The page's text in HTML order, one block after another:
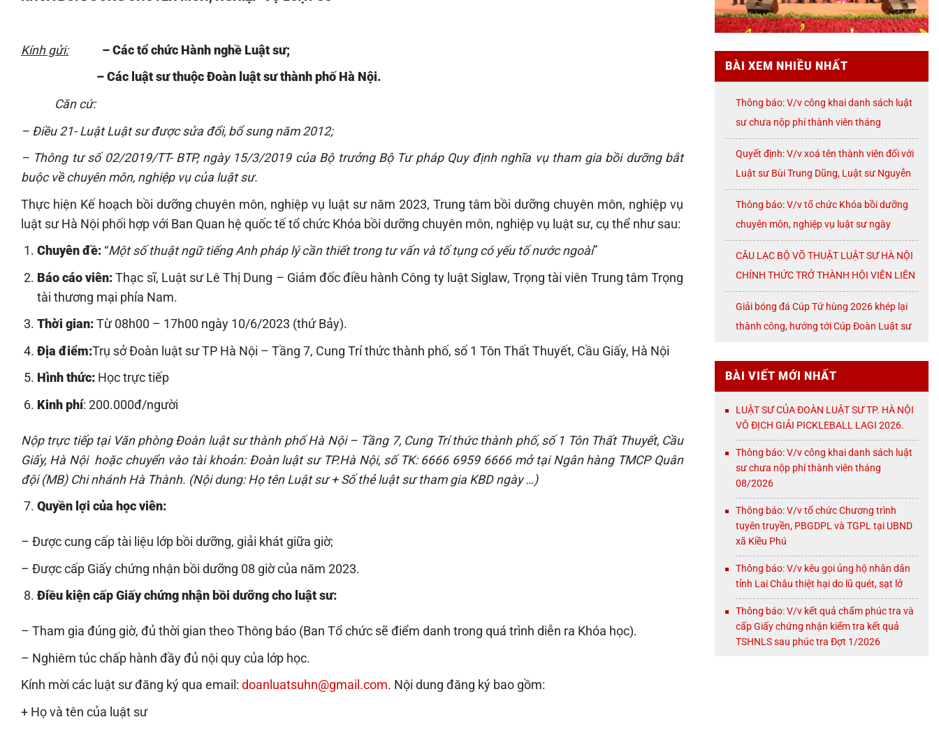
Kính gửi:
– Các tổ chức Hành nghề Luật sư;
– Các luật sư thuộc Đoàn luật sư thành phố Hà Nội.
Căn cứ:
– Điều 21- Luật Luật sư được sửa đổi, bổ sung năm 2012;
– Thông tư số 02/2019/TT- BTP, ngày 15/3/2019 của Bộ trưởng Bộ Tư pháp Quy định nghĩa vụ tham gia bồi dưỡng bắt
buộc về chuyên môn, nghiệp vụ của luật sư.
Thực hiện Kế hoạch bồi dưỡng chuyên môn, nghiệp vụ luật sư năm 2023, Trung tâm bồi dưỡng chuyên môn, nghiệp vụ
luật sư Hà Nội phối hợp với Ban Quan hệ quốc tế tổ chức Khóa bồi dưỡng chuyên môn, nghiệp vụ luật sư, cụ thể như sau:
Chuyên đề: “Một số thuật ngữ tiếng Anh pháp lý cần thiết trong tư vấn và tố tụng có yếu tố nước ngoài”
Báo cáo viên:Thạc sĩ, Luật sư Lê Thị Dung – Giám đốc điều hành Công ty luật Siglaw, Trọng tài viên Trung tâm Trọng
tài thương mại phía Nam.
Thời gian: Từ 08h00 – 17h00 ngày 10/6/2023 (thứ Bảy).
Địa điểm:Trụ sở Đoàn luật sư TP Hà Nội – Tầng 7, Cung Trí thức thành phố, số 1 Tôn Thất Thuyết, Cầu Giấy, Hà Nội
Hình thức: Học trực tiếp
Kinh phí: 200.000đ/người
Nộp trực tiếp tại Văn phòng Đoàn luật sư thành phố Hà Nội – Tầng 7, Cung Trí thức thành phố, số 1 Tôn Thất Thuyết, Cầu
Giấy, Hà Nộihoặc chuyển vào tài khoản: Đoàn luật sư TP.Hà Nội, số TK: 6666 6959 6666mở tại Ngân hàng TMCP Quân
đội (MB)Chi nhánh Hà Thành. (Nội dung: Họ tên Luật sư + Số thẻ luật sư tham gia KBD ngày … )
Quyền lợi của học viên:
– Được cung cấp tài liệu lớp bồi dưỡng, giải khát giữa giờ;
– Được cấp Giấy chứng nhận bồi dưỡng 08 giờ của năm 2023.
Điều kiện cấp Giấy chứng nhận bồi dưỡng cho luật sư:
– Tham gia đúng giờ, đủ thời gian theo Thông báo (Ban Tổ chức sẽ điểm danh trong quá trình diễn ra Khóa học).
– Nghiêm túc chấp hành đầy đủ nội quy của lớp học.
Kính mời các luật sư đăng ký qua email: doanluatsuhn@gmail.com. Nội dung đăng ký bao gồm:
+ Họ và tên của luật sư
BÀI XEM NHIỀU NHẤT
Thông báo: V/v công khai danh sách luật
sư chưa nộp phí thành viên tháng
07/2026
Quyết định: V/v xoá tên thành viên đối với
Luật sư Bùi Trung Dũng, Luật sư Nguyễn
Thị Huế, Luật sư Trần Đình Triển, Luật sư
Lê Thị Oanh
Thông báo: V/v tổ chức Khóa bồi dưỡng
chuyên môn, nghiệp vụ luật sư ngày
08/8/2026 ( thứ Bảy)
CÂU LẠC BỘ VÕ THUẬT LUẬT SƯ HÀ NỘI
CHÍNH THỨC TRỞ THÀNH HỘI VIÊN LIÊN
ĐOÀN VÕ CỔ TRUYỀN THÀNH PHỐ HÀ
Giải bóng đá Cúp Tứ hùng 2026 khép lại
thành công, hướng tới Cúp Đoàn Luật sư
BÀI VIẾT MỚI NHẤT
LUẬT SƯ CỦA ĐOÀN LUẬT SƯ TP. HÀ NỘI
VÔ ĐỊCH GIẢI PICKLEBALL LAGI 2026.
Thông báo: V/v công khai danh sách luật
sư chưa nộp phí thành viên tháng
08/2026
Thông báo: V/v tổ chức Chương trình
tuyên truyền, PBGDPL và TGPL tại UBND
xã Kiều Phú
Thông báo: V/v kêu gọi ủng hộ nhân dân
tỉnh Lai Châu thiệt hại do lũ quét, sạt lở
Thông báo: V/v kết quả chấm phúc tra và
cấp Giấy chứng nhận kiểm tra kết quả
TSHNLS sau phúc tra Đợt 1/2026